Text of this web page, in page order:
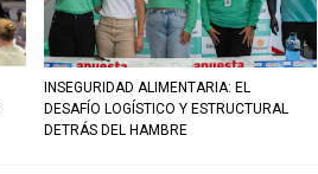
INSEGURIDAD ALIMENTARIA: EL
DESAFÍO LOGÍSTICO Y ESTRUCTURAL
DETRÁS DEL HAMBRE